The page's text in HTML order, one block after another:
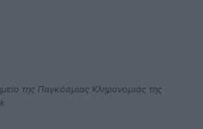
της Παγκόσμιας Κληρονομιάς της